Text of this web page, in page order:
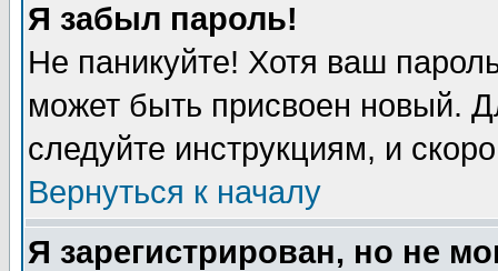
Я забыл пароль!
Не паникуйте! Хотя ваш
может быть присвоен новый.
следуйте инструкциям, и
Вернуться к началу
Я зарегистрирован, но не